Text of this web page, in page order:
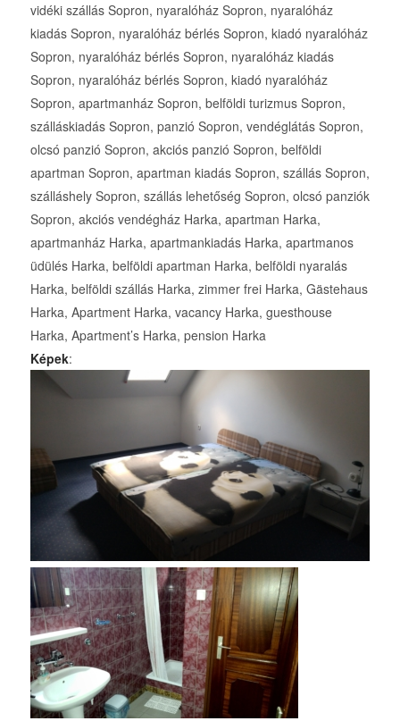
vidéki szállás Sopron, nyaralóház Sopron, nyaralóház
kiadás Sopron, nyaralóház bérlés Sopron, kiadó nyaralóház
Sopron, nyaralóház bérlés Sopron, nyaralóház kiadás
Sopron, nyaralóház bérlés Sopron, kiadó nyaralóház
Sopron, apartmanház Sopron, belföldi turizmus Sopron,
szálláskiadás Sopron, panzió Sopron, vendéglátás Sopron,
olcsó panzió Sopron, akciós panzió Sopron, belföldi
apartman Sopron, apartman kiadás Sopron, szállás Sopron,
szálláshely Sopron, szállás lehetőség Sopron, olcsó panziók
Sopron, akciós vendégház Harka, apartman Harka,
apartmanház Harka, apartmankiadás Harka, apartmanos
üdülés Harka, belföldi apartman Harka, belföldi nyaralás
Harka, belföldi szállás Harka, zimmer frei Harka, Gästehaus
Harka, Apartment Harka, vacancy Harka, guesthouse
Harka, Apartment’s Harka, pension Harka
Képek: